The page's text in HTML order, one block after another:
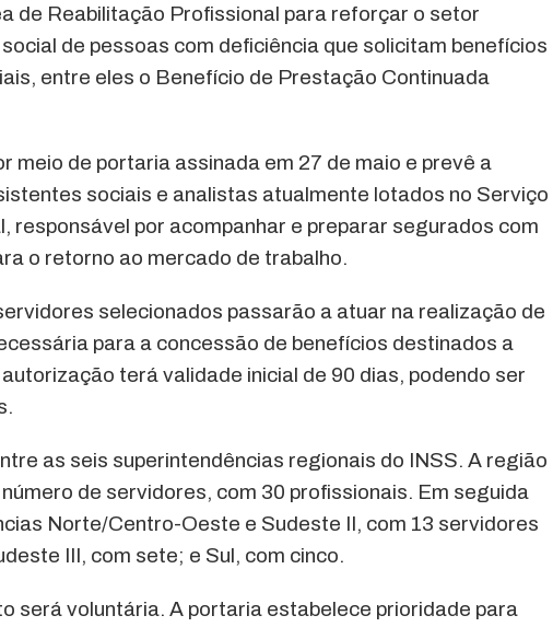
de Reabilitação Profissional para reforçar o setor
de pessoas com deficiência que solicitam benefícios
entre eles o Benefício de Prestação Continuada
meio de portaria assinada em 27 de maio e prevê a
sociais e analistas atualmente lotados no Serviço
responsável por acompanhar e preparar segurados com
o retorno ao mercado de trabalho.
selecionados passarão a atuar na realização de
para a concessão de benefícios destinados a
terá validade inicial de 90 dias, podendo ser
as seis superintendências regionais do INSS. A região
de servidores, com 30 profissionais. Em seguida
Norte/Centro-Oeste e Sudeste II, com 13 servidores
III, com sete; e Sul, com cinco.
será voluntária. A portaria estabelece prioridade para